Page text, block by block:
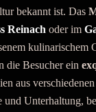
bekannt ist. Das
Reinach oder im
die Besucher ein
aus
und Unterhaltung,